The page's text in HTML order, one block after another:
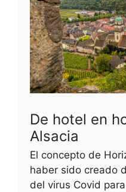
De hotel en
Alsacia
El concepto de
haber sido creado
del virus Covid